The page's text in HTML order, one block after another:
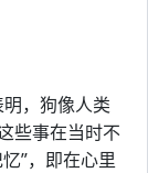
，狗像人类
些事在当时不
”，即在心里